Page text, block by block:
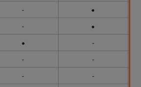
-
-
●
-
-
●
●
-
-
-